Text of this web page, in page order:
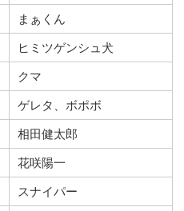
まぁくん
ヒミツゲンシュ犬
クマ
ゲレタ、ボポボ
相田健太郎
花咲陽一
スナイパー